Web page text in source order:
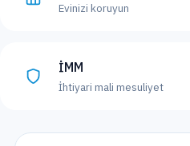
Evinizi koruyun
İMM
İhtiyari mali mesuliyet